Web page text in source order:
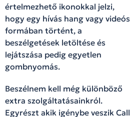
értelmezhető ikonokkal jelzi,
hogy egy hívás hang vagy videós
formában történt, a
beszélgetések letöltése és
lejátszása pedig egyetlen
gombnyomás.
Beszélnem kell még különböző
extra szolgáltatásainkról.
Egyrészt akik igénybe veszik Call